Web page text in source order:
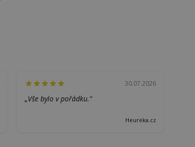
30.07.2026
„Vše bylo v pořádku.“
Heureka.cz